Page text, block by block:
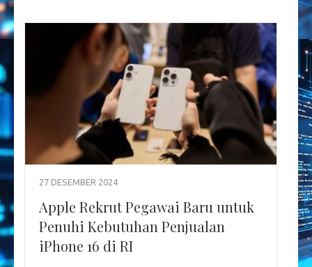
27 DESEMBER 2024
Apple Rekrut Pegawai Baru untuk
Penuhi Kebutuhan Penjualan
iPhone 16 di RI